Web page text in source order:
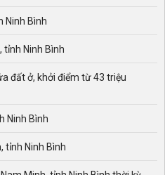
Ninh Bình
tỉnh Ninh Bình
đất ở, khởi điểm từ 43 triệu
Ninh Bình
tỉnh Ninh Bình